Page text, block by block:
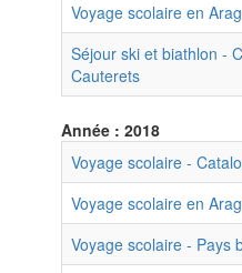
Voyage scolaire en
Séjour ski et biathlon -
Cauterets
Année : 2018
Voyage scolaire -
Voyage scolaire en
Voyage scolaire - Pays